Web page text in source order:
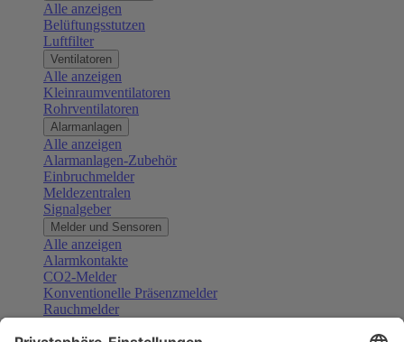
Alle anzeigen
Belüftungsstutzen
Luftfilter
Ventilatoren
Alle anzeigen
Kleinraumventilatoren
Rohrventilatoren
Alarmanlagen
Alle anzeigen
Alarmanlagen-Zubehör
Einbruchmelder
Meldezentralen
Signalgeber
Melder und Sensoren
Alle anzeigen
Alarmkontakte
CO2-Melder
Konventionelle Präsenzmelder
Rauchmelder